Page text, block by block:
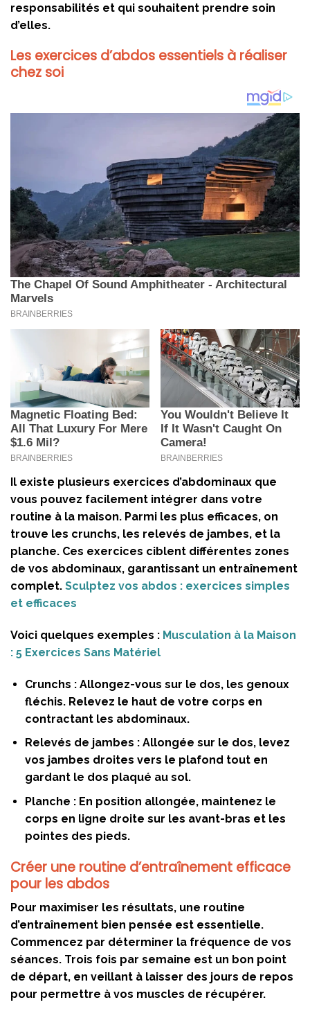
responsabilités et qui souhaitent prendre soin
d’elles.
Les exercices d’abdos essentiels à réaliser
chez soi
Il existe plusieurs exercices d’abdominaux que
vous pouvez facilement intégrer dans votre
routine à la maison. Parmi les plus efficaces, on
trouve les crunchs, les relevés de jambes, et la
planche. Ces exercices ciblent différentes zones
de vos abdominaux, garantissant un entraînement
complet. Sculptez vos abdos : exercices simples
et efficaces
Voici quelques exemples : Musculation à la Maison
: 5 Exercices Sans Matériel
Crunchs :Allongez-vous sur le dos, les genoux
fléchis. Relevez le haut de votre corps en
contractant les abdominaux.
Relevés de jambes :Allongée sur le dos, levez
vos jambes droites vers le plafond tout en
gardant le dos plaqué au sol.
Planche :En position allongée, maintenez le
corps en ligne droite sur les avant-bras et les
pointes des pieds.
Créer une routine d’entraînement efficace
pour les abdos
Pour maximiser les résultats, une routine
d’entraînement bien pensée est essentielle.
Commencez par déterminer la fréquence de vos
séances. Trois fois par semaine est un bon point
de départ, en veillant à laisser des jours de repos
pour permettre à vos muscles de récupérer.